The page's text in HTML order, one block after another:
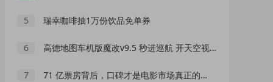
5 瑞幸咖啡抽1万份饮品免单券
6 高德地图车机版魔改v9.5 秒进巡航 开天空视角 保时捷字体
7 71 亿票房背后，口碑才是电影市场真正的 “流量密码”